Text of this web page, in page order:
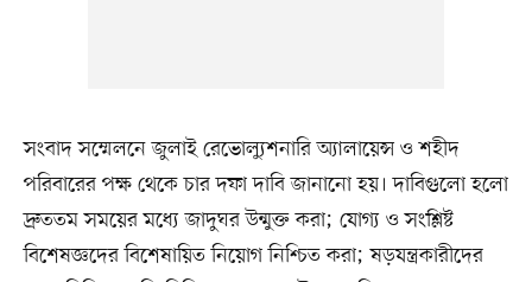
সংবাদ সম্মেলনে জুলাই রেভোল্যুশনারি অ্যালায়েন্স ও শহীদ
পরিবারের পক্ষ থেকে চার দফা দাবি জানানো হয়। দাবিগুলো হলো
দ্রুততম সময়ের মধ্যে জাদুঘর উন্মুক্ত করা; যোগ্য ও সংশ্লিষ্ট
বিশেষজ্ঞদের বিশেষায়িত নিয়োগ নিশ্চিত করা; ষড়যন্ত্রকারীদের